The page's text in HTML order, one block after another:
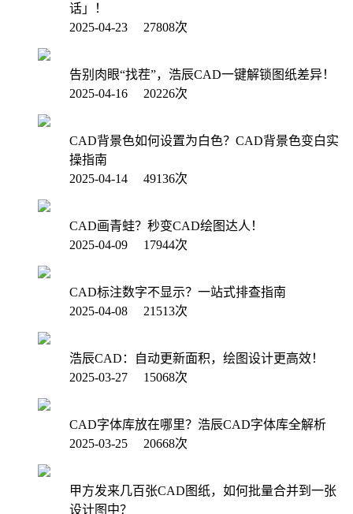
话」！
2025-04-23 27808次
告别肉眼“找茬”，浩辰CAD一键解锁图纸差异！
2025-04-16 20226次
CAD背景色如何设置为白色？CAD背景色变白实
操指南
2025-04-14 49136次
CAD画青蛙？秒变CAD绘图达人！
2025-04-09 17944次
CAD标注数字不显示？一站式排查指南
2025-04-08 21513次
浩辰CAD：自动更新面积，绘图设计更高效！
2025-03-27 15068次
CAD字体库放在哪里？浩辰CAD字体库全解析
2025-03-25 20668次
甲方发来几百张CAD图纸，如何批量合并到一张
设计图中？